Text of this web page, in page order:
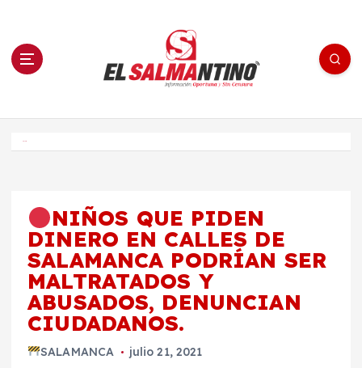
n El Salmantino - medios/noticias/editorial
NIÑOS QUE PIDEN
DINERO EN CALLES DE
SALAMANCA PODRÍAN SER
MALTRATADOS Y
ABUSADOS, DENUNCIAN
CIUDADANOS.
SALAMANCA julio 21, 2021